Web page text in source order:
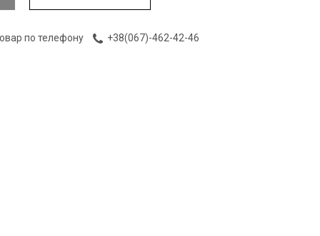
по телефону +38(067)-462-42-46